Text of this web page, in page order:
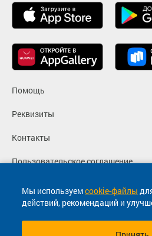
Мы используемcookie-файлы
действий, рекомендаций и
Помощь
Реквизиты
Контакты
Пользовательское соглашение
Политика конфиденциальности
Согласие на маркетинговые